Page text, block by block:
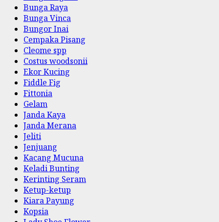
Bunga Raya
Bunga Vinca
Bungor Inai
Cempaka Pisang
Cleome spp
Costus woodsonii
Ekor Kucing
Fiddle Fig
Fittonia
Gelam
Janda Kaya
Janda Merana
Jeliti
Jenjuang
Kacang Mucuna
Keladi Bunting
Kerinting Seram
Ketup-ketup
Kiara Payung
Kopsia